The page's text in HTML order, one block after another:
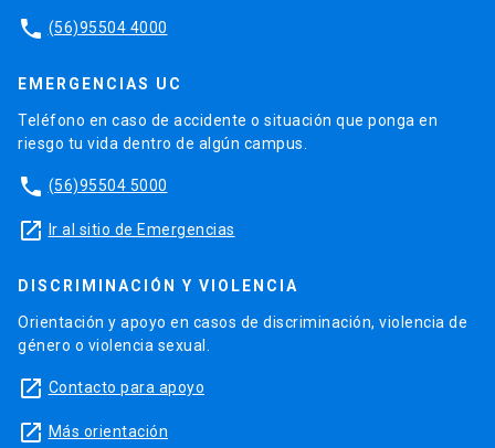
phone (56)95504 4000
EMERGENCIAS UC
Teléfono en caso de accidente o situación que ponga en
riesgo tu vida dentro de algún campus.
phone (56)95504 5000
launch Ir al sitio de Emergencias
DISCRIMINACIÓN Y VIOLENCIA
Orientación y apoyo en casos de discriminación, violencia de
género o violencia sexual.
launch Contacto para apoyo
launch Más orientación